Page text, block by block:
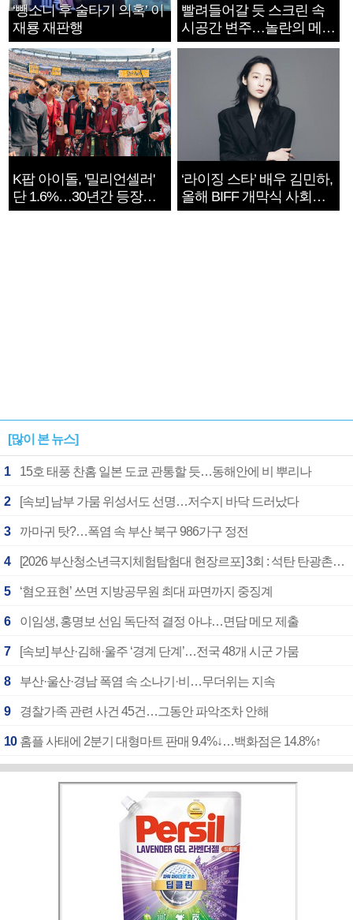
‘뺑소니 후 술타기 의혹’ 이
재룡 재판행
빨려들어갈 듯 스크린 속
시공간 변주…놀란의 메시
지는 ‘전쟁 속죄’
K팝 아이돌, '밀리언셀러'
단 1.6%…30년간 등장
1182개팀 전수조사
‘라이징 스타’ 배우 김민하,
올해 BIFF 개막식 사회자
확정
[많이 본 뉴스]
1 15호 태풍 찬홈 일본 도쿄 관통할 듯…동해안에 비 뿌리나
2 [속보] 남부 가뭄 위성서도 선명…저수지 바닥 드러났다
3 까마귀 탓?…폭염 속 부산 북구 986가구 정전
4 [2026 부산청소년극지체험탐험대 현장르포] 3회 : 석탄 탄광촌에서 북극 연구의 중심지로
5 ‘혐오표현’ 쓰면 지방공무원 최대 파면까지 중징계
6 이임생, 홍명보 선임 독단적 결정 아냐…면담 메모 제출
7 [속보] 부산·김해·울주 ‘경계 단계’…전국 48개 시군 가뭄
8 부산·울산·경남 폭염 속 소나기·비…무더위는 지속
9 경찰가족 관련 사건 45건…그동안 파악조차 안해
10 홈플 사태에 2분기 대형마트 판매 9.4%↓…백화점은 14.8%↑